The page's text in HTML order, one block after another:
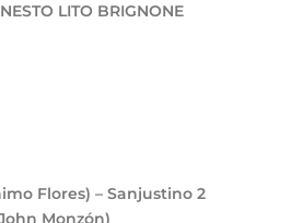
LITO BRIGNONE
Flores) – Sanjustino 2
Monzón)